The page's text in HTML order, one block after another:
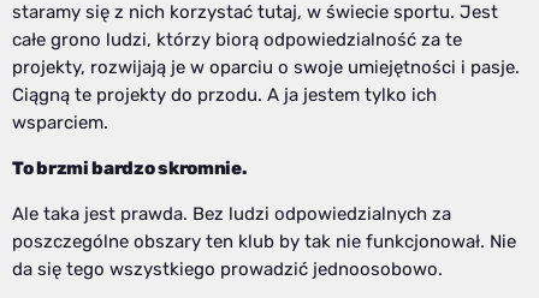
staramy się z nich korzystać tutaj, w świecie sportu. Jest
całe grono ludzi, którzy biorą odpowiedzialność za te
projekty, rozwijają je w oparciu o swoje umiejętności i pasje.
Ciągną te projekty do przodu. A ja jestem tylko ich
wsparciem.
To brzmi bardzo skromnie.
Ale taka jest prawda. Bez ludzi odpowiedzialnych za
poszczególne obszary ten klub by tak nie funkcjonował. Nie
da się tego wszystkiego prowadzić jednoosobowo.